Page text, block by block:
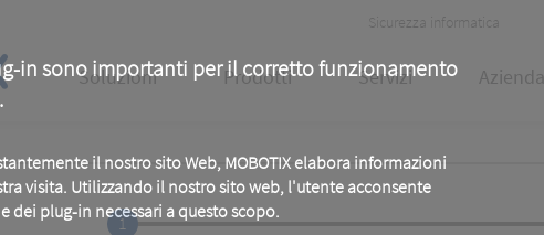
in sono importanti per il corretto funzionamento
il nostro sito Web, MOBOTIX elabora informazioni
visita. Utilizzando il nostro sito web, l'utente acconsente
dei plug-in necessari a questo scopo.
Header
Meta
Sicurezza informatica
Main
Soluzioni Prodotti Servizi Azienda
1